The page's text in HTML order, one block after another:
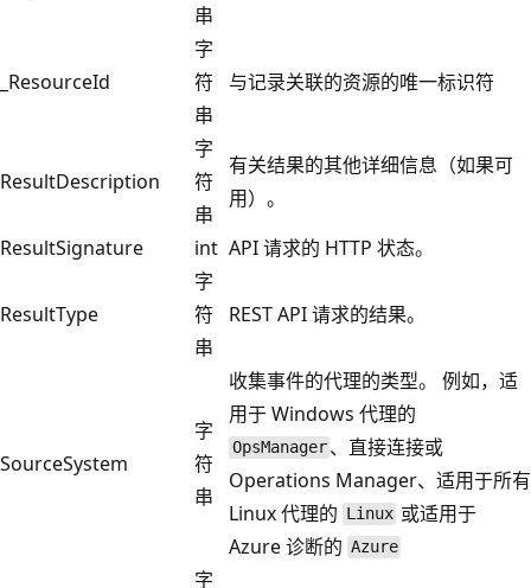
串
_ResourceId
字
符
串
与记录关联的资源的唯一标识符
ResultDescription
字
符
串
有关结果的其他详细信息（如果可
用）。
ResultSignature
int API 请求的 HTTP 状态。
ResultType
字
符
串
REST API 请求的结果。
SourceSystem
字
符
串
收集事件的代理的类型。 例如，适
用于 Windows 代理的
OpsManager 、直接连接或
Operations Manager、适用于所有
Linux 代理的 Linux 或适用于
Azure 诊断的 Azure
字